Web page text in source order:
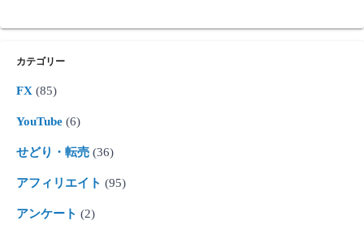
カテゴリー
FX (85)
YouTube (6)
せどり・転売 (36)
アフィリエイト (95)
アンケート (2)